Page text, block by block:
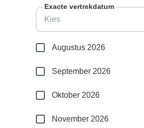
Exacte vertrekdatum
Augustus 2026
September 2026
Oktober 2026
November 2026